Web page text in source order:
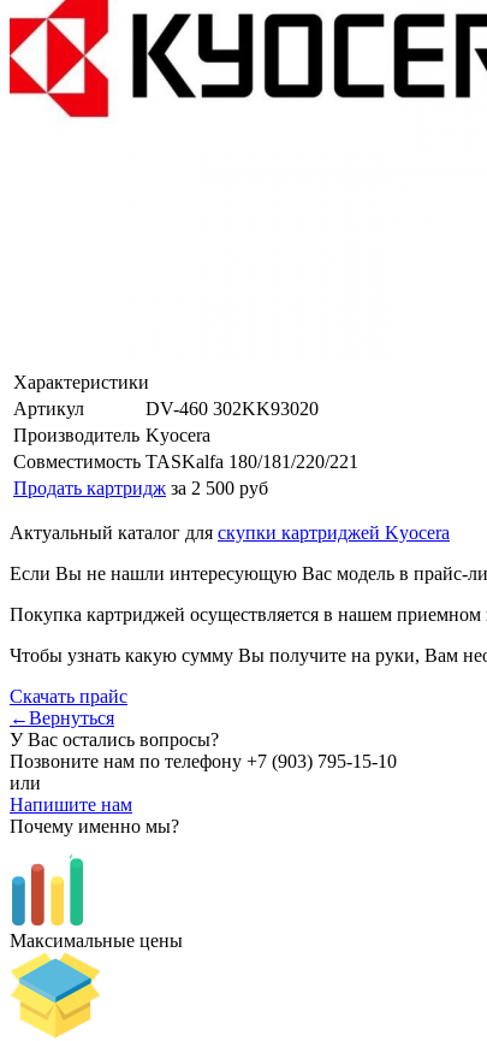
Характеристики
Артикул
DV-460 302KK93020
Производитель Kyocera
Совместимость TASKalfa 180/181/220/221
Продать картридж за 2 500 руб
Актуальный каталог для скупки картриджей Kyocera
Если Вы не нашли интересующую Вас модель в прайс-
Покупка картриджей осуществляется в нашем
Чтобы узнать какую сумму Вы получите на руки, Вам
Скачать прайс
←Вернуться
У Вас остались вопросы?
Позвоните нам по телефону +7 (903) 795-15-10
или
Напишите нам
Почему именно мы?
Максимальные цены